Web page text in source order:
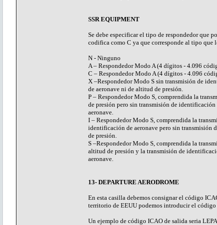
SSR EQUIPMENT
Se debe especificar el tipo de respondedor que
codifica como C ya que corresponde al tipo que
N - Ninguno
A – Respondedor Modo A (4 dígitos - 4.096
C – Respondedor Modo A (4 dígitos - 4.096
X –Respondedor Modo S sin transmisión de
de aeronave ni de altitud de presión.
P – Respondedor Modo S, comprendida la
de presión pero sin transmisión de identificación
aeronave.
I – Respondedor Modo S, comprendida la
identificación de aeronave pero sin transmisión
de presión.
S –Respondedor Modo S, comprendida la
altitud de presión y la transmisión de
aeronave.
13- DEPARTURE AERODROME
En esta casilla debemos consignar el código
territorio de EEUU podemos introducir el
Un ejemplo de código ICAO de salida seria